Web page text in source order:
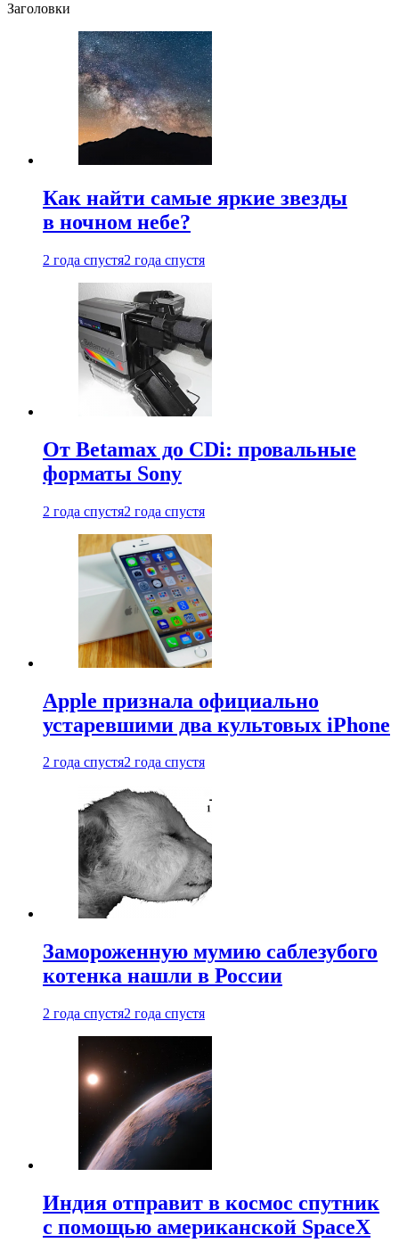
Заголовки
Как найти самые яркие звезды
в ночном небе?
2 года спустя2 года спустя
От Betamax до CDi: провальные
форматы Sony
2 года спустя2 года спустя
Apple признала официально
устаревшими два культовых iPhone
2 года спустя2 года спустя
Замороженную мумию саблезубого
котенка нашли в России
2 года спустя2 года спустя
Индия отправит в космос спутник
с помощью американской SpaceX